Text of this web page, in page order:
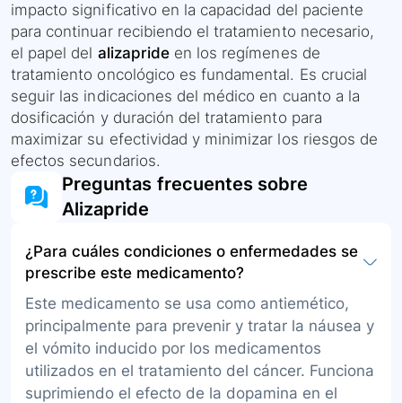
impacto significativo en la capacidad del paciente
para continuar recibiendo el tratamiento necesario,
el papel del alizaprideen los regímenes de
tratamiento oncológico es fundamental. Es crucial
seguir las indicaciones del médico en cuanto a la
dosificación y duración del tratamiento para
maximizar su efectividad y minimizar los riesgos de
efectos secundarios.
Preguntas frecuentes sobre
Alizapride
¿Para cuáles condiciones o enfermedades se
prescribe este medicamento?
Este medicamento se usa como antiemético,
principalmente para prevenir y tratar la náusea y
el vómito inducido por los medicamentos
utilizados en el tratamiento del cáncer. Funciona
suprimiendo el efecto de la dopamina en el